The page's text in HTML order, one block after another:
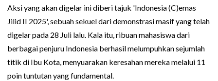
Aksi yang akan digelar ini diberi tajuk 'Indonesia (C)emas
Jilid II 2025', sebuah sekuel dari demonstrasi masif yang telah
digelar pada 28 Juli lalu. Kala itu, ribuan mahasiswa dari
berbagai penjuru Indonesia berhasil melumpuhkan sejumlah
titik di Ibu Kota, menyuarakan keresahan mereka melalui 11
poin tuntutan yang fundamental.